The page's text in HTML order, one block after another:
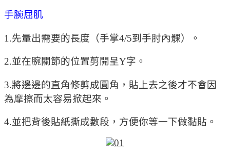
手腕屈肌
1.先量出需要的長度（手掌4/5到手肘內髁）。
2.並在腕關節的位置剪開呈Y字。
3.將邊邊的直角修剪成圓角，貼上去之後才不會因
為摩擦而太容易掀起來。
4.並把背後貼紙撕成數段，方便你等一下做黏貼。